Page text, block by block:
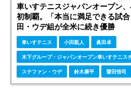
車いすテニスジャパンオープン
初制覇。「本当に満足できる試
田・ウデ組が全米に続き優勝
車いすテニス 小田凱人 眞田卓
木下グループ・ジャパンオープン車いすテニス
ステファン・ウデ 鈴木康平 齋田悟司